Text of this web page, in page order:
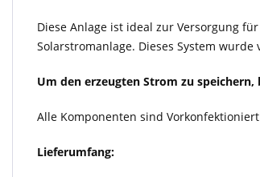
Diese Anlage ist ideal zur Versorgung
Solarstromanlage. Dieses System
Um den erzeugten Strom zu
Alle Komponenten sind
Lieferumfang: